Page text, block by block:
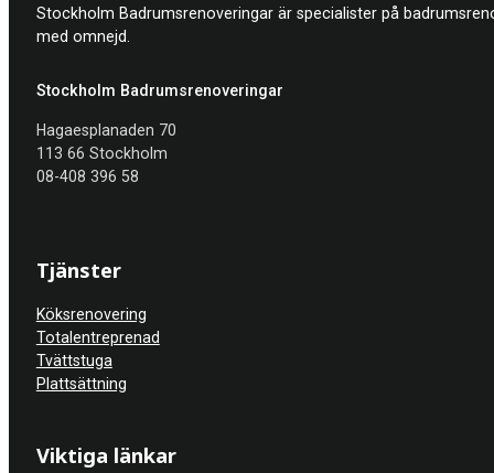
Stockholm Badrumsrenoveringar är specialister på
med omnejd.
Stockholm Badrumsrenoveringar
Hagaesplanaden 70
113 66 Stockholm
08-408 396 58
Tjänster
Köksrenovering
Totalentreprenad
Tvättstuga
Plattsättning
Viktiga länkar